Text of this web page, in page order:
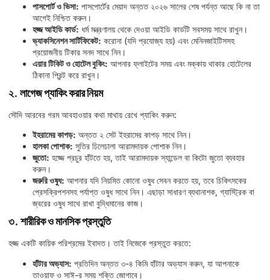
পাসপোর্ট ও ভিসা: পাসপোর্টের মেয়াদ অন্তত ২০২৬ সালের শেষ পর্যন্ত আছে কি না তা
আগেই নিশ্চিত করুন।
হজ্জ আইডি কার্ড: ধর্ম মন্ত্রণালয় থেকে দেওয়া আইডি কার্ডটি সবসময় সাথে রাখুন।
ভ্যাকসিনেশন সার্টিফিকেট: করোনা (যদি প্রযোজ্য হয়) এবং মেনিনজাইটিসসহ
প্রয়োজনীয় টিকার সনদ সাথে নিন।
এয়ার টিকিট ও হোটেল বুকিং: আপনার ফ্লাইটের সময় এবং মক্কায় থাকার হোটেলের
ঠিকানা প্রিন্ট করে রাখুন।
২. লাগেজ প্যাকিং করার নিয়ম
সৌদি আরবের গরম আবহাওয়ার কথা মাথায় রেখে প্যাকিং করুন:
ইহরামের কাপড়: অন্তত ২ সেট ইহরামের কাপড় সাথে নিন।
হালকা পোশাক: সুতির ঢিলেঢালা আরামদায়ক পোশাক নিন।
জুতো: হজ্জে প্রচুর হাঁটতে হয়, তাই আরামদায়ক স্যান্ডেল বা কিটো জুতো ব্যবহার
করুন।
জরুরি ওষুধ: আপনার যদি নিয়মিত কোনো ওষুধ সেবন করতে হয়, তবে চিকিৎসকের
প্রেসক্রিপশনসহ পর্যাপ্ত ওষুধ সাথে নিন। এছাড়া সাধারণ ব্যথানাশক, গ্যাস্ট্রিক বা
জ্বরের ওষুধ সাথে রাখা বুদ্ধিমানের কাজ।
৩. শারীরিক ও মানসিক প্রস্তুতি
হজ্জ একটি কায়িক পরিশ্রমের ইবাদত। তাই নিজেকে প্রস্তুত করতে:
হাঁটার অভ্যাস: প্রতিদিন অন্তত ৩-৪ কিমি হাঁটার অভ্যাস করুন, যা আপনাকে
তাওয়াফ ও সাঈ-র সময় শক্তি জোগাবে।